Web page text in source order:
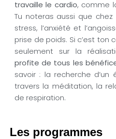
travaille le cardio, comme
Tu noteras aussi que
stress, l’anxiété et
prise de poids. Si c’est ton
seulement sur la
profite de tous les
savoir : la recherche
travers la méditation, la
de respiration.
Les programmes